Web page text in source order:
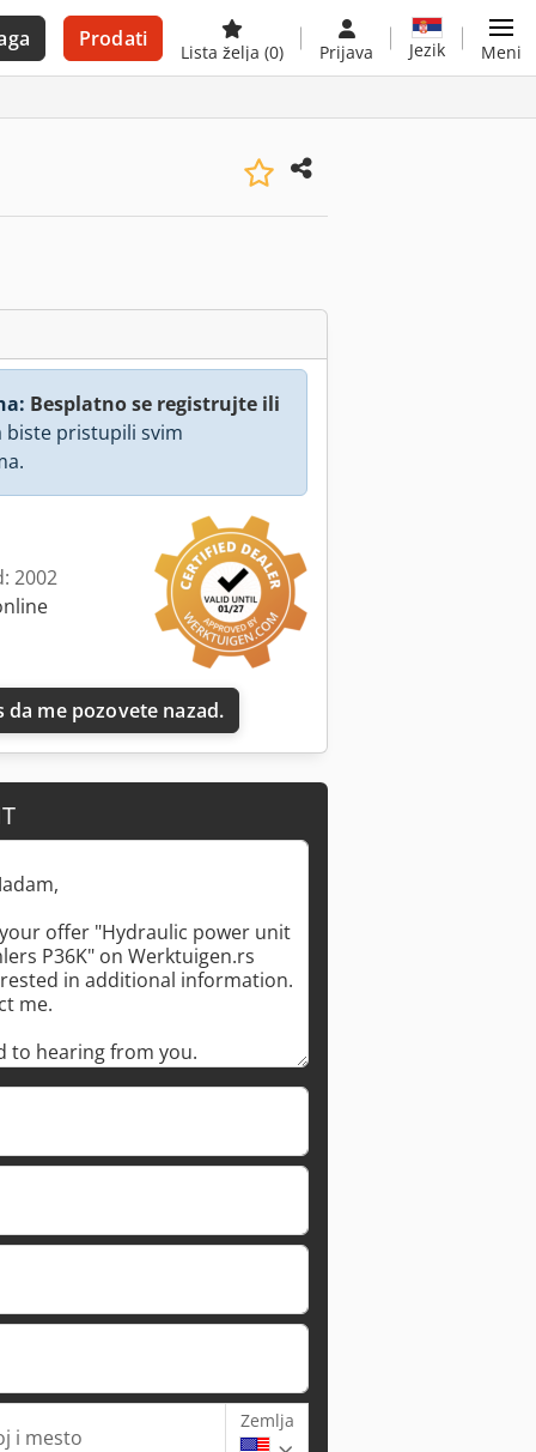
Prodati
Lista želja (0) Prijava Jezik Meni
Besplatno se registrujte ili
biste pristupili svim
2002
da me pozovete nazad.
i mesto
Zemlja